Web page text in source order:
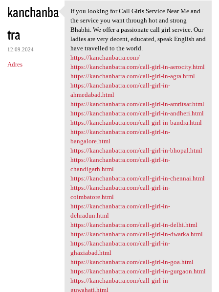
kanchanba
tra
12.09.2024
Adres
If you looking for Call Girls
If you looking for Call Girls Service Near Me and
the service you want through hot and strong
Bhabhi. We offer a passionate call girl service. Our
ladies are very decent, educated, speak English and
have travelled to the world.
https://kanchanbatra.com/
https://kanchanbatra.com/call-girl-in-aerocity.html
https://kanchanbatra.com/call-girl-in-agra.html
https://kanchanbatra.com/call-girl-in-
ahmedabad.html
https://kanchanbatra.com/call-girl-in-amritsar.html
https://kanchanbatra.com/call-girl-in-andheri.html
https://kanchanbatra.com/call-girl-in-bandra.html
https://kanchanbatra.com/call-girl-in-
bangalore.html
https://kanchanbatra.com/call-girl-in-bhopal.html
https://kanchanbatra.com/call-girl-in-
chandigarh.html
https://kanchanbatra.com/call-girl-in-chennai.html
https://kanchanbatra.com/call-girl-in-
coimbatore.html
https://kanchanbatra.com/call-girl-in-
dehradun.html
https://kanchanbatra.com/call-girl-in-delhi.html
https://kanchanbatra.com/call-girl-in-dwarka.html
https://kanchanbatra.com/call-girl-in-
ghaziabad.html
https://kanchanbatra.com/call-girl-in-goa.html
https://kanchanbatra.com/call-girl-in-gurgaon.html
https://kanchanbatra.com/call-girl-in-
guwahati.html